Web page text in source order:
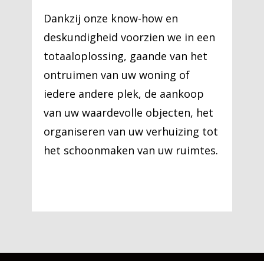
Dankzij onze know-how en
deskundigheid voorzien we in een
totaaloplossing, gaande van het
ontruimen van uw woning of
iedere andere plek, de aankoop
van uw waardevolle objecten, het
organiseren van uw verhuizing tot
het schoonmaken van uw ruimtes.